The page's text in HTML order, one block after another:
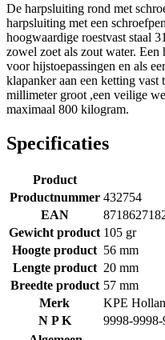
De harpsluiting rond met
harpsluiting met een
hoogwaardige roestvast staal
zowel zoet als zout water.
voor hijstoepassingen en als
klapanker aan een ketting
millimeter groot ,een veilige
maximaal 800 kilogram.
Specificaties
Product
Productnummer 432754
EAN
Gewicht product 105 gr
Hoogte product 56 mm
Lengte product 20 mm
Breedte product 57 mm
Merk
KPE
N P K
9998-